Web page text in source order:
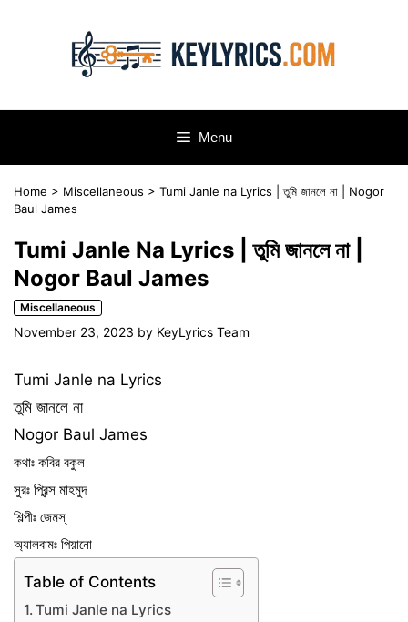
Menu
Home > Miscellaneous > Tumi Janle na Lyrics | তুমি জানলে না | Nogor
Baul James
Tumi Janle Na Lyrics | তুমি জানলে না |
Nogor Baul James
Miscellaneous
November 23, 2023 by KeyLyrics Team
Tumi Janle na Lyrics
তুমি জানলে না
Nogor Baul James
কথাঃ কবির বকুল
সুরঃ প্রিন্স মাহমুদ
শিল্পীঃ জেমস্
অ্যালবামঃ পিয়ানো
Table of Contents
Tumi Janle na Lyrics